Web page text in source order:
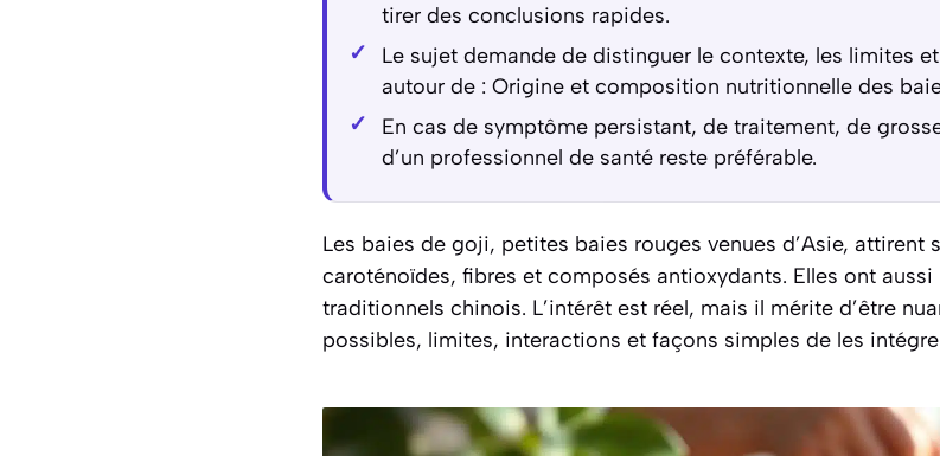
tirer des conclusions rapides.
Le sujet demande de distinguer le contexte, les limites
autour de : Origine et composition nutritionnelle des
En cas de symptôme persistant, de traitement, de
d’un professionnel de santé reste préférable.
Les baies de goji, petites baies rouges venues d’Asie, attirent
caroténoïdes, fibres et composés antioxydants. Elles ont
traditionnels chinois. L’intérêt est réel, mais il mérite d’être
possibles, limites, interactions et façons simples de les